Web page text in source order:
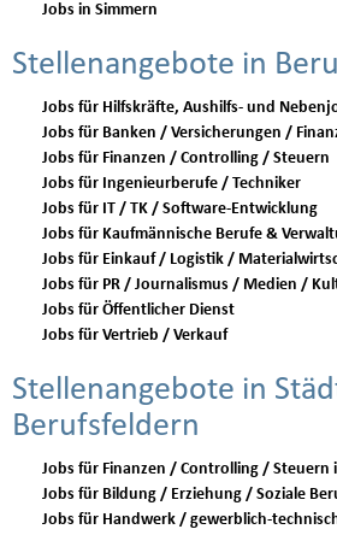
Jobs in Simmern
Stellenangebote in
Jobs für Hilfskräfte, Aushilfs- und
Jobs für Banken / Versicherungen /
Jobs für Finanzen / Controlling / Steuern
Jobs für Ingenieurberufe / Techniker
Jobs für IT / TK / Software-Entwicklung
Jobs für Kaufmännische Berufe &
Jobs für Einkauf / Logistik /
Jobs für PR / Journalismus / Medien /
Jobs für Öffentlicher Dienst
Jobs für Vertrieb / Verkauf
Stellenangebote in
Berufsfeldern